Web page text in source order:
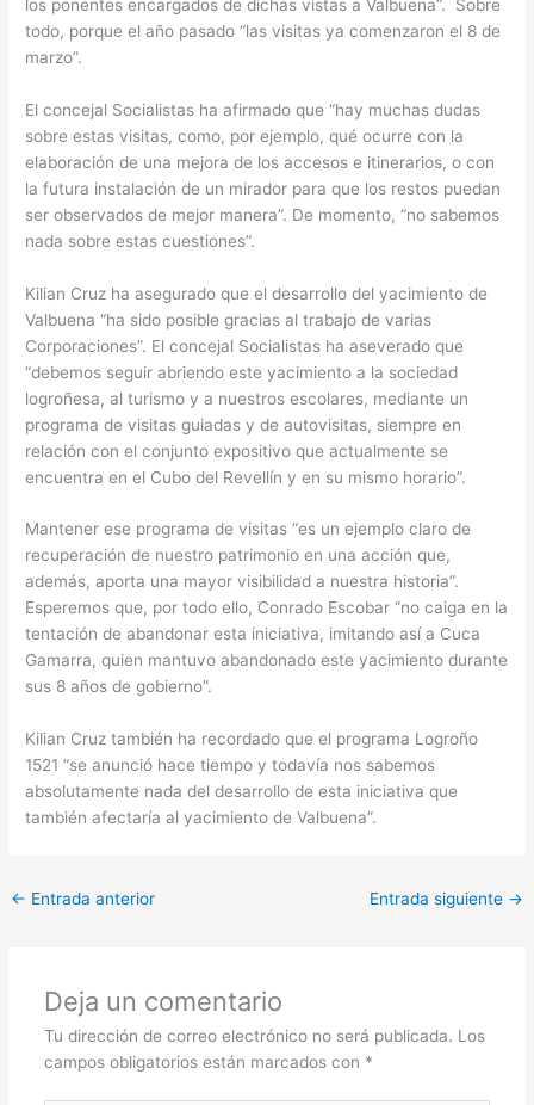
los ponentes encargados de dichas vistas a Valbuena”. Sobre
todo, porque el año pasado “las visitas ya comenzaron el 8 de
marzo”.
El concejal Socialistas ha afirmado que “hay muchas dudas
sobre estas visitas, como, por ejemplo, qué ocurre con la
elaboración de una mejora de los accesos e itinerarios, o con
la futura instalación de un mirador para que los restos puedan
ser observados de mejor manera”. De momento, “no sabemos
nada sobre estas cuestiones”.
Kilian Cruz ha asegurado que el desarrollo del yacimiento de
Valbuena “ha sido posible gracias al trabajo de varias
Corporaciones”. El concejal Socialistas ha aseverado que
“debemos seguir abriendo este yacimiento a la sociedad
logroñesa, al turismo y a nuestros escolares, mediante un
programa de visitas guiadas y de autovisitas, siempre en
relación con el conjunto expositivo que actualmente se
encuentra en el Cubo del Revellín y en su mismo horario”.
Mantener ese programa de visitas “es un ejemplo claro de
recuperación de nuestro patrimonio en una acción que,
además, aporta una mayor visibilidad a nuestra historia”.
Esperemos que, por todo ello, Conrado Escobar “no caiga en la
tentación de abandonar esta iniciativa, imitando así a Cuca
Gamarra, quien mantuvo abandonado este yacimiento durante
sus 8 años de gobierno”.
Kilian Cruz también ha recordado que el programa Logroño
1521 “se anunció hace tiempo y todavía nos sabemos
absolutamente nada del desarrollo de esta iniciativa que
también afectaría al yacimiento de Valbuena”.
← Entrada anterior Entrada siguiente →
Deja un comentario
Tu dirección de correo electrónico no será publicada. Los
campos obligatorios están marcados con *